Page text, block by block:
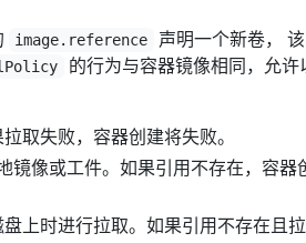
image.reference
声明一个新卷，
的行为与容器镜像相同，允许
取失败，容器创建将失败。
镜像或工件。如果引用不存在，容器
上时进行拉取。如果引用不存在且